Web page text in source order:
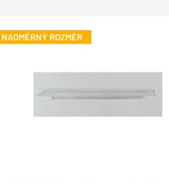
NADMĚRNÝ ROZMĚR